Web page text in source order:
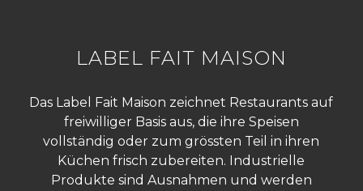
LABEL FAIT MAISON
Das Label Fait Maison zeichnet Restaurants auf
freiwilliger Basis aus, die ihre Speisen
vollständig oder zum grössten Teil in ihren
Küchen frisch zubereiten. Industrielle
Produkte sind Ausnahmen und werden